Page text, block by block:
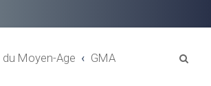
du Moyen-Age GMA